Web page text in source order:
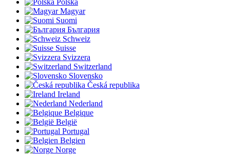
Polska
Magyar
Suomi
България
Schweiz
Suisse
Svizzera
Switzerland
Slovensko
Česká republika
Ireland
Nederland
Belgique
België
Portugal
Belgien
Norge